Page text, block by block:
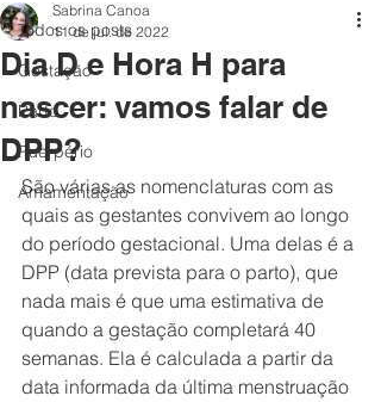
Todos os posts
Gestação
Parto
Puerpério
Amamentação
Dia D e Hora H para
nascer: vamos falar de
DPP?
Sabrina Canoa
11 de jul. de 2022
São várias as nomenclaturas com as
quais as gestantes convivem ao longo
do período gestacional. Uma delas é a
DPP (data prevista para o parto), que
nada mais é que uma estimativa de
quando a gestação completará 40
semanas. Ela é calculada a partir da
data informada da última menstruação